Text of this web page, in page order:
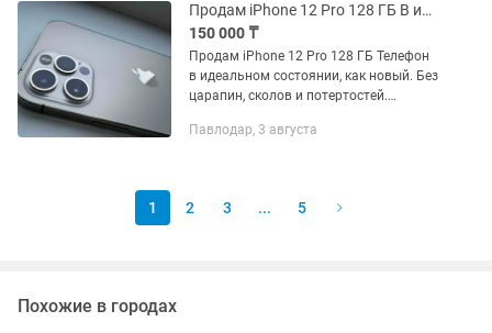
Продам iPhone 12 Pro 128 ГБ В идеальном состоянии
150 000 ₸
Продам iPhone 12 Pro 128 ГБ Телефон
в идеальном состоянии, как новый. Без
царапин, сколов и потертостей.
Аккумулятор — 77%. В комплекте: •
Павлодар, 3 августа
1 2 3 ... 5
Похожие в городах